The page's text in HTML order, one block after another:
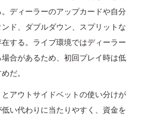
ディーラーのアップカードや自分
ド、ダブルダウン、スプリットな
する。ライブ環境ではディーラー
合があるため、初回プレイ時は低
だ。
アウトサイドベットの使い分けが
い代わりに当たりやすく、資金を